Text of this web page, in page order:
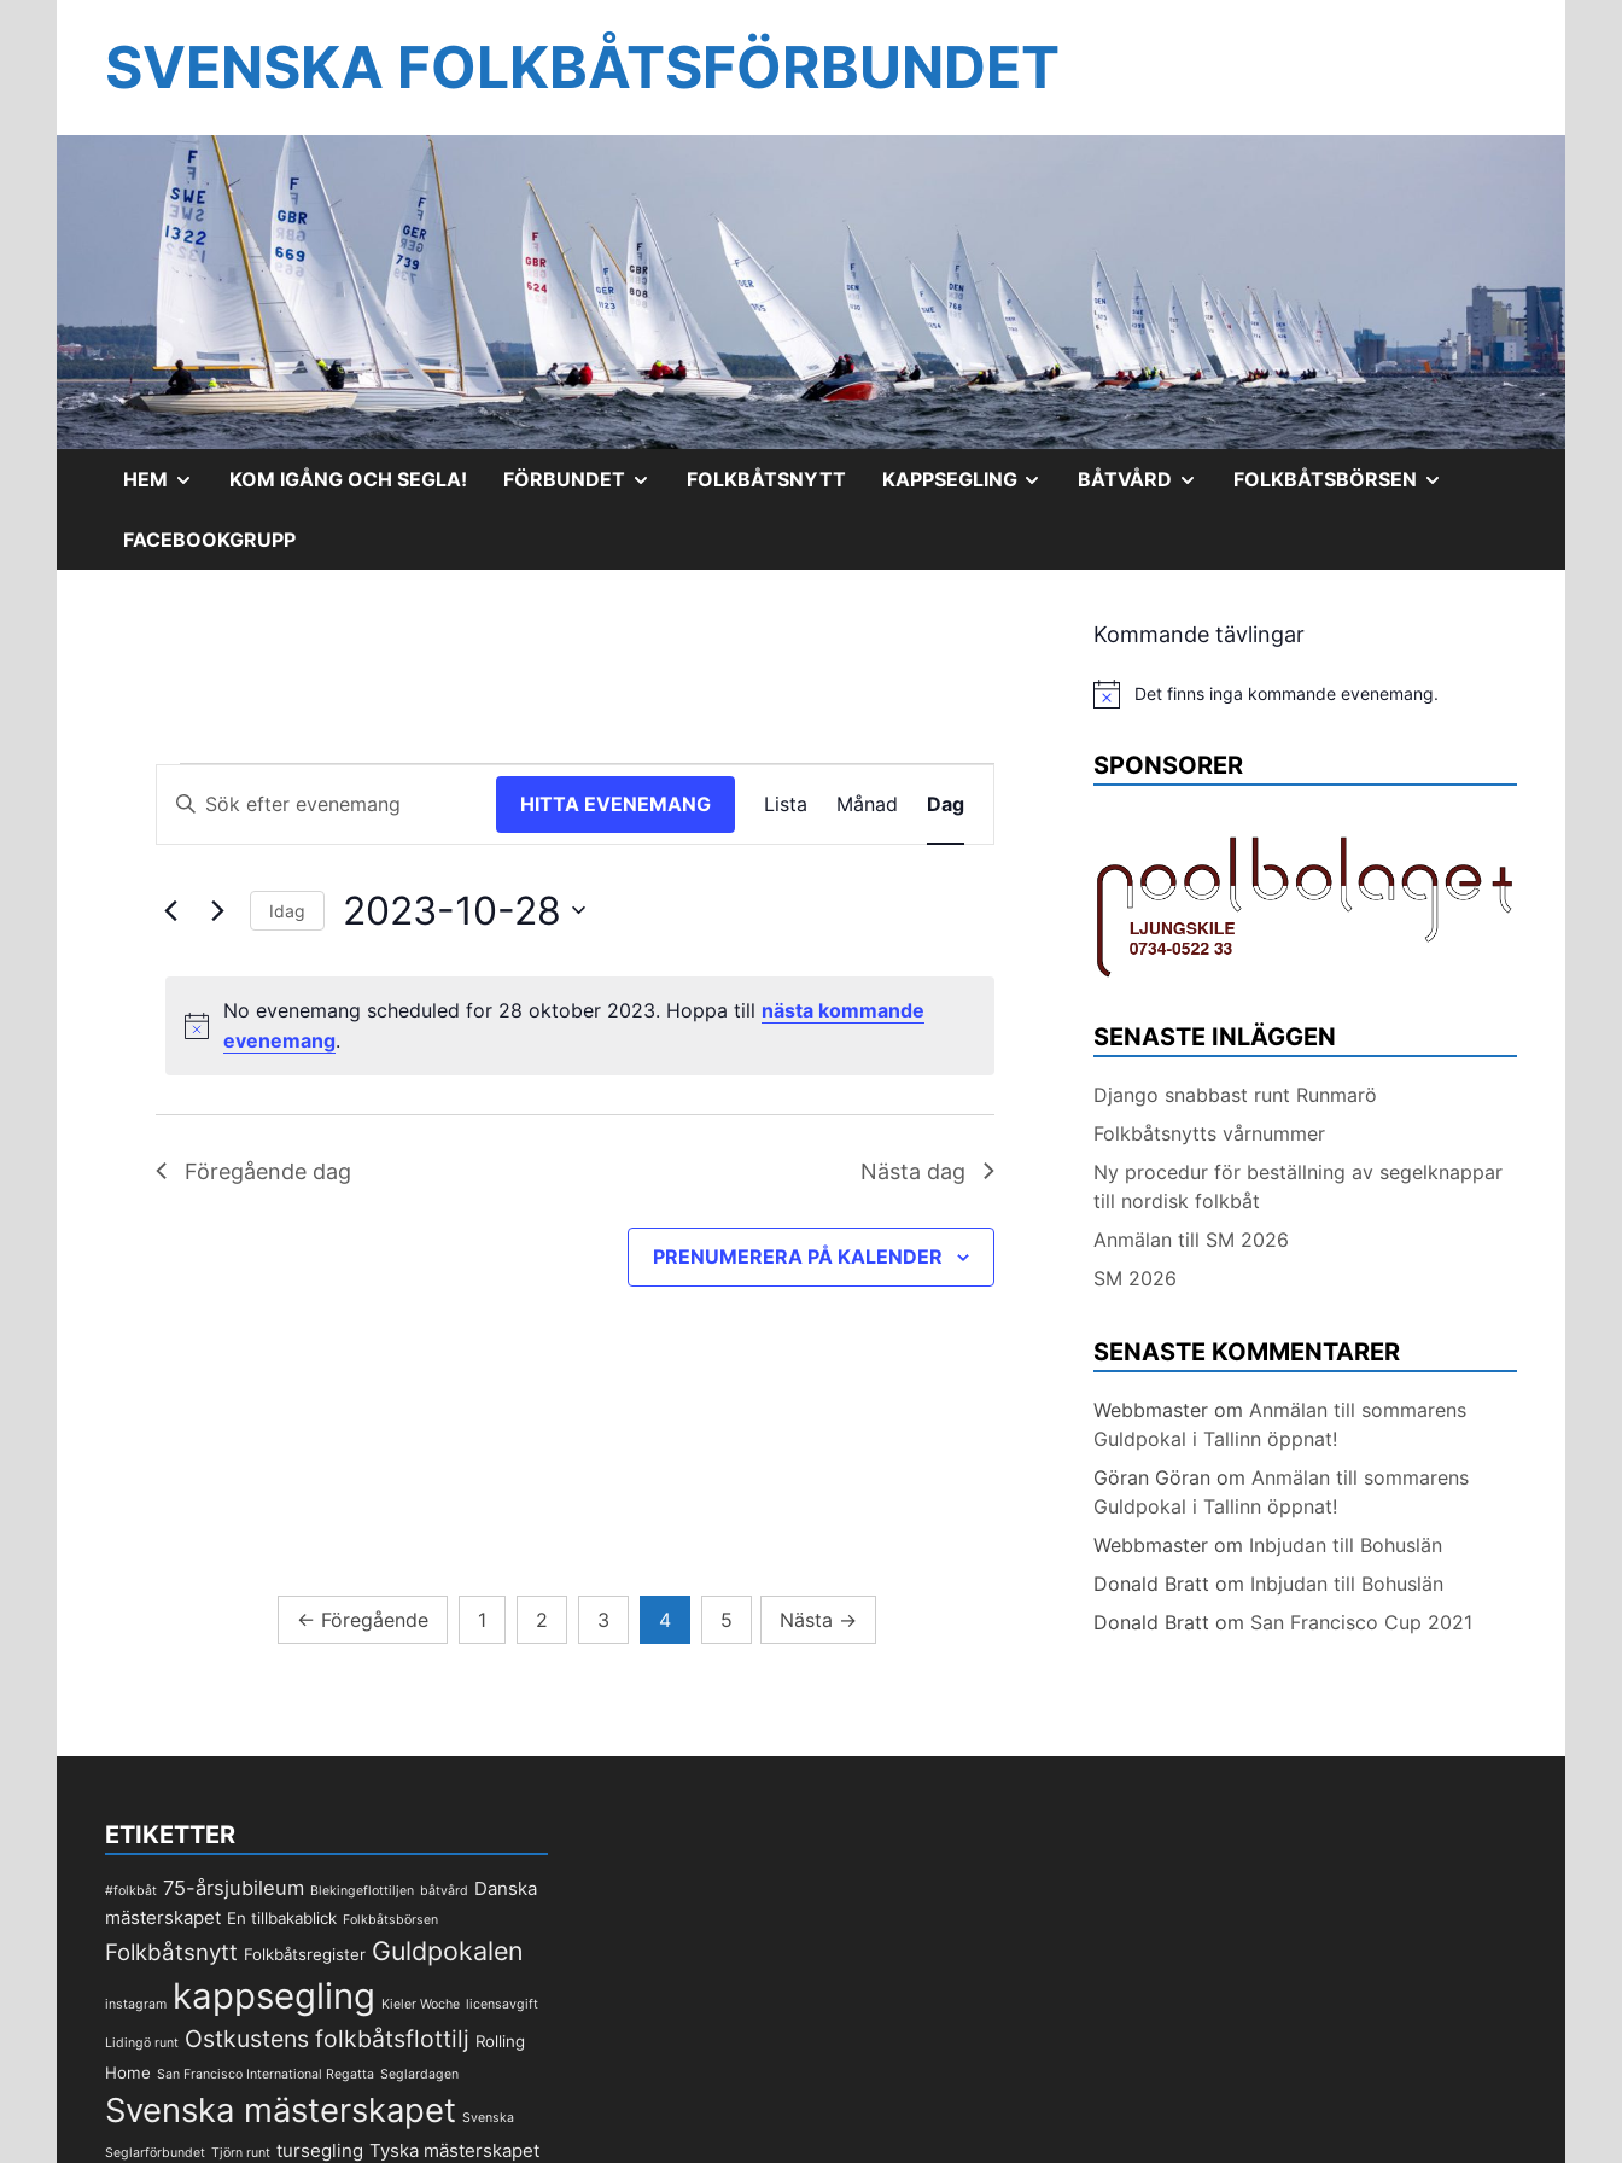
innehållSVENSKA FOLKBÅTSFÖRBUNDET
HEM VISA
UNDERMENY
KOM IGÅNG OCH SEGLA! FÖRBUNDET VISAFOLKBÅTSNYTT KAPPSEGLING VISABÅTVÅRD VISAFOLKBÅTSBÖRSEN
FACEBOOKGRUPP
Evenemang
för
28
2023No evenemang scheduled for 28 oktober 2023. Hoppa till nästa kommande
evenemang.
Views
Ange
nyckelord.
Sök
Evenemang
HITTA EVENEMANG
vynavigering
Lista Månad Dag
Idag 2023-10-28
Föregående dag Nästa dag
PRENUMERERA PÅ KALENDER
← Föregående 1 2 3 4 5 Nästa →
Kommande tävlingar
Notis Det finns inga kommande evenemang.
SPONSORER
SENASTE INLÄGGEN
Django snabbast runt Runmarö
Folkbåtsnytts vårnummer
Ny procedur för beställning av segelknappar
till nordisk folkbåt
Anmälan till SM 2026
SM 2026
SENASTE KOMMENTARER
Webbmaster om Anmälan till sommarens
Guldpokal i Tallinn öppnat!
Göran Göran om Anmälan till sommarens
Guldpokal i Tallinn öppnat!
Webbmaster om Inbjudan till Bohuslän
Donald Bratt om Inbjudan till Bohuslän
Donald Bratt om San Francisco Cup 2021
ETIKETTER
#folkbåt 75-årsjubileum Blekingeflottiljen båtvård Danska
mästerskapet En tillbakablick Folkbåtsbörsen
Folkbåtsnytt Folkbåtsregister Guldpokalen
instagram kappsegling Kieler Woche licensavgift
Lidingö runt Ostkustens folkbåtsflottilj Rolling
Home San Francisco International Regatta Seglardagen
Svenska mästerskapet Svenska
Seglarförbundet Tjörn runt tursegling Tyska mästerskapet